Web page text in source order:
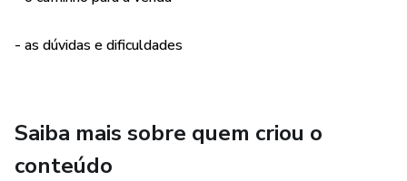
- as dúvidas e dificuldades
Saiba mais sobre quem criou o
conteúdo